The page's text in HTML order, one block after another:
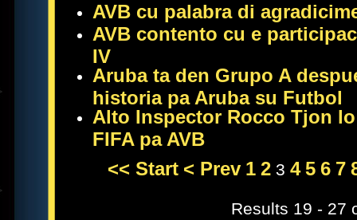
AVB cu palabra di
AVB contento cu e
IV
Aruba ta den Grupo A
historia pa Aruba su Futbol
Alto Inspector Rocco Tjon
FIFA pa AVB
<< Start < Prev 1 2 3 4 5 6 7
Results 19 - 27